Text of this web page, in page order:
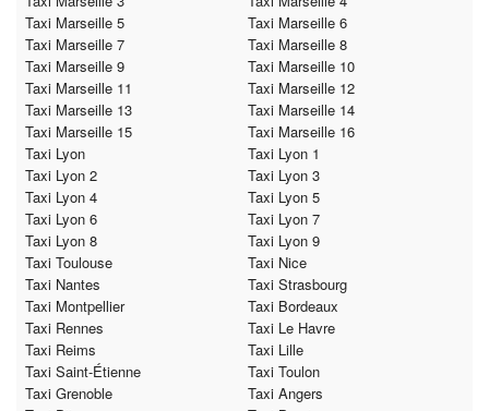
Taxi Marseille 5
Taxi Marseille 6
Taxi Marseille 7
Taxi Marseille 8
Taxi Marseille 9
Taxi Marseille 10
Taxi Marseille 11
Taxi Marseille 12
Taxi Marseille 13
Taxi Marseille 14
Taxi Marseille 15
Taxi Marseille 16
Taxi Lyon
Taxi Lyon 1
Taxi Lyon 2
Taxi Lyon 3
Taxi Lyon 4
Taxi Lyon 5
Taxi Lyon 6
Taxi Lyon 7
Taxi Lyon 8
Taxi Lyon 9
Taxi Toulouse
Taxi Nice
Taxi Nantes
Taxi Strasbourg
Taxi Montpellier
Taxi Bordeaux
Taxi Rennes
Taxi Le Havre
Taxi Reims
Taxi Lille
Taxi Saint-Étienne
Taxi Toulon
Taxi Grenoble
Taxi Angers